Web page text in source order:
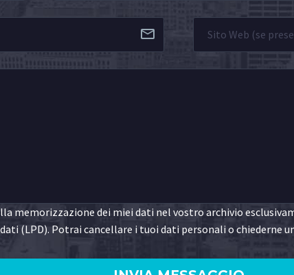
memorizzazione dei miei dati nel vostro archivio
(LPD). Potrai cancellare i tuoi dati personali o chiederne